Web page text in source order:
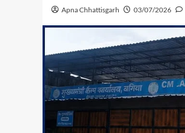
Apna Chhattisgarh 03/07/2026